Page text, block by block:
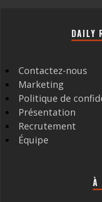
DAILY
Contactez-nous
Marketing
Politique de
Présentation
Recrutement
Équipe
À